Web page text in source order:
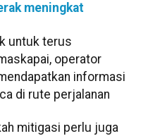
meningkat
untuk terus
operator
informasi
di rute perjalanan
mitigasi perlu juga